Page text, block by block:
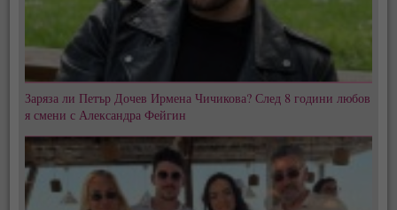
Заряза ли Петър Дочев Ирмена Чичикова? След 8 години любов
я смени с Александра Фейгин